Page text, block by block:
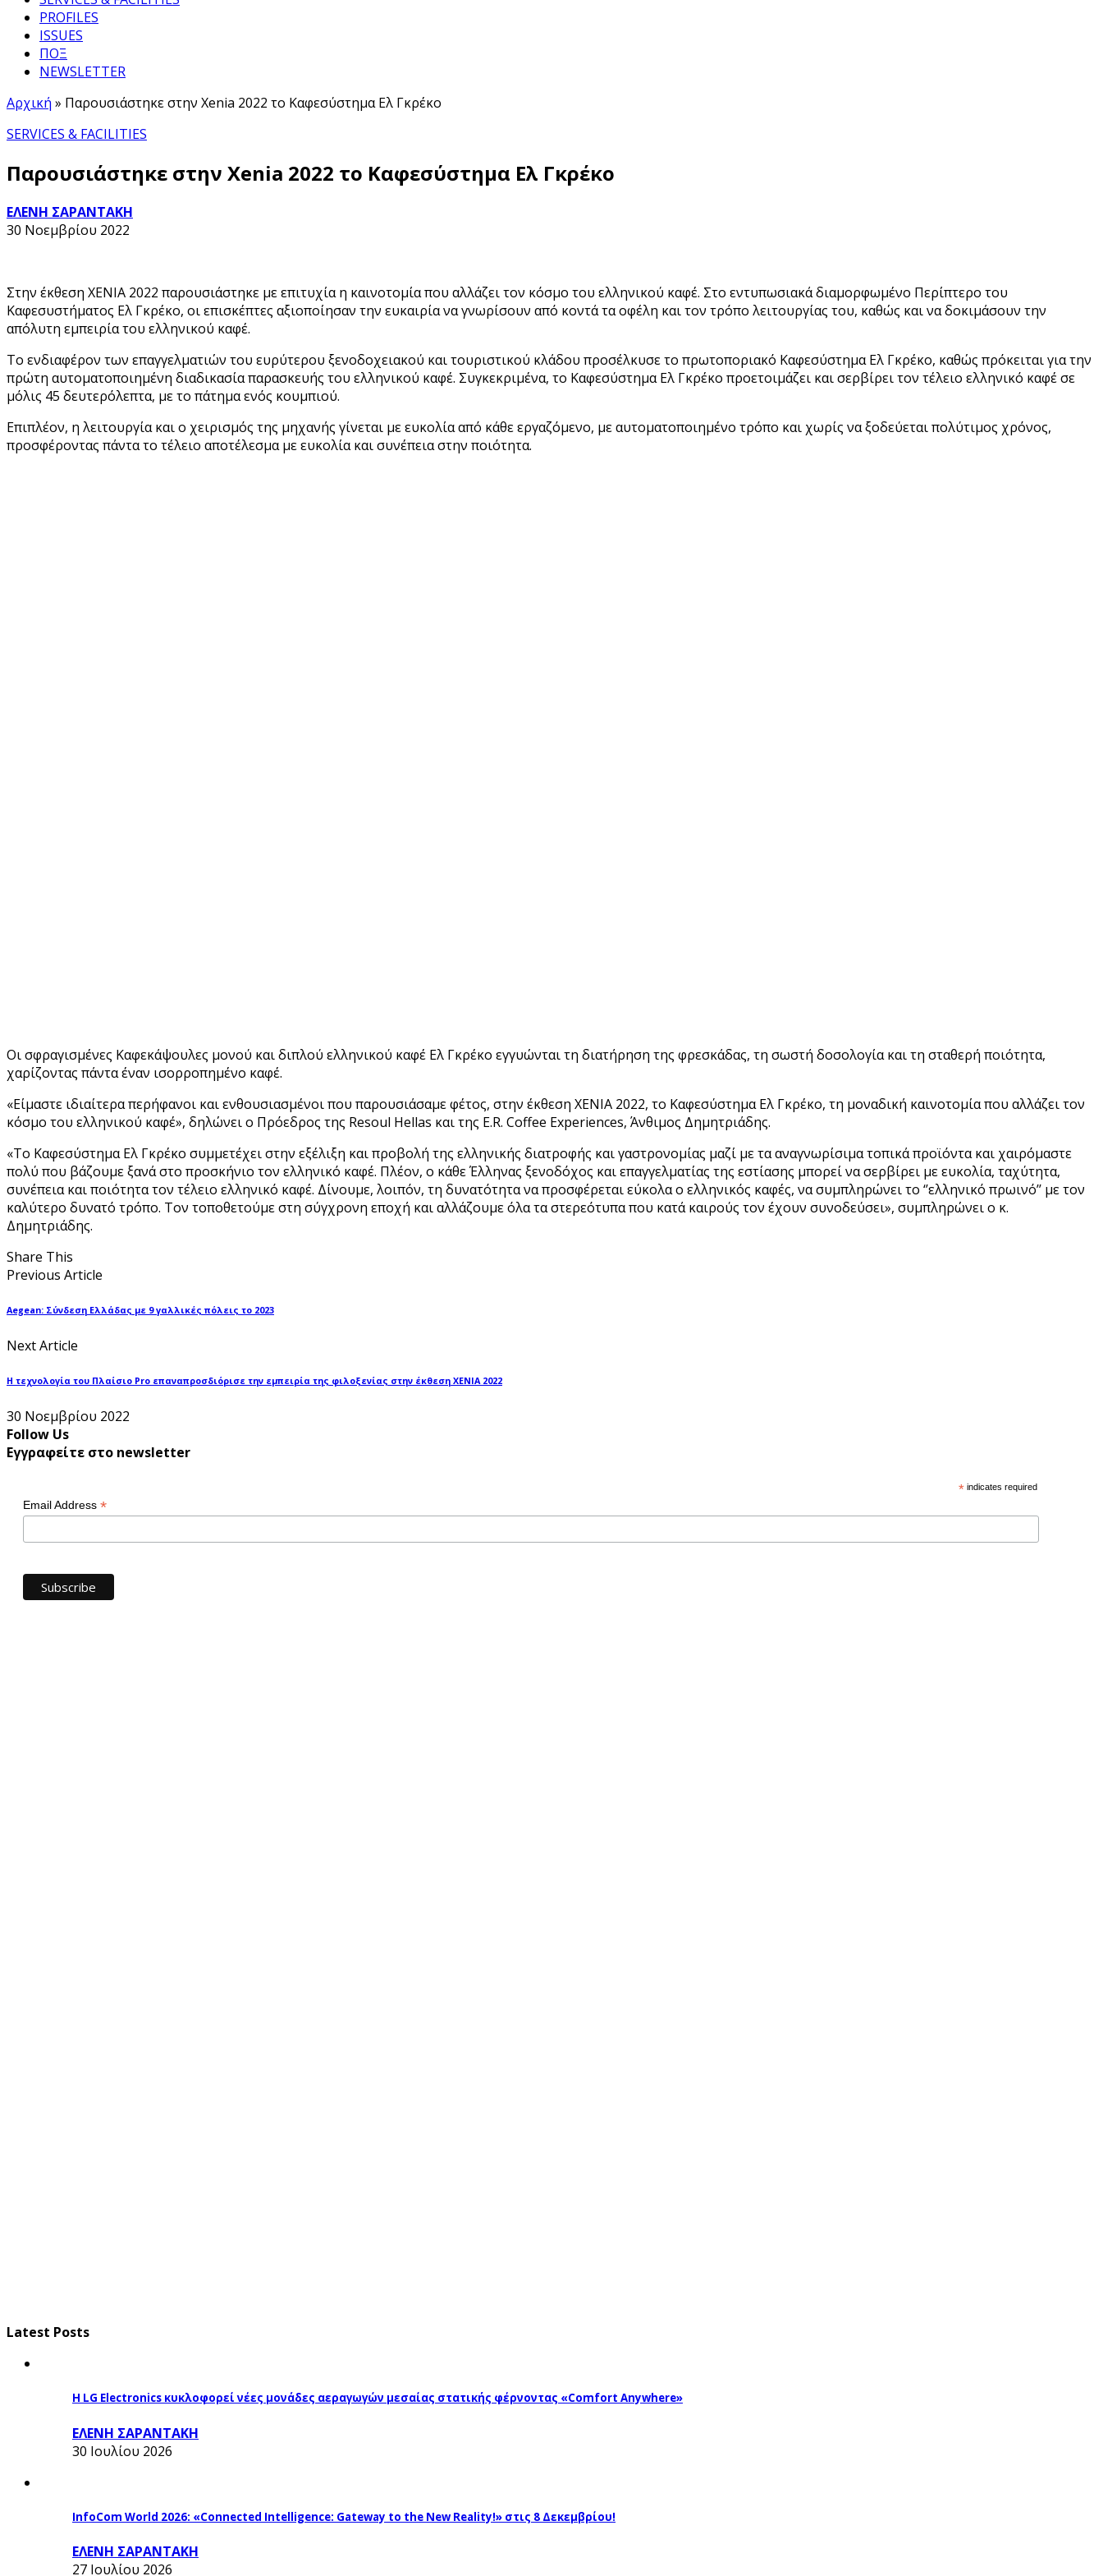
PROFILES
ISSUES
ΠΟΞ
NEWSLETTER
Αρχική » Παρουσιάστηκε στην Xenia 2022 το Καφεσύστημα Ελ Γκρέκο
SERVICES & FACILITIES
Παρουσιάστηκε στην Xenia 2022 το Καφεσύστημα Ελ Γκρέκο
ΕΛΕΝΗ ΣΑΡΑΝΤΑΚΗ
30 Νοεμβρίου 2022
Στην έκθεση ΧΕΝΙΑ 2022 παρουσιάστηκε με επιτυχία η καινοτομία που αλλάζει τον κόσμο του ελληνικού καφέ. Στο εντυπωσιακά διαμορφωμένο Περίπτερο του
Καφεσυστήματος Ελ Γκρέκο, οι επισκέπτες αξιοποίησαν την ευκαιρία να γνωρίσουν από κοντά τα οφέλη και τον τρόπο λειτουργίας του, καθώς και να δοκιμάσουν την
απόλυτη εμπειρία του ελληνικού καφέ.
Το ενδιαφέρον των επαγγελματιών του ευρύτερου ξενοδοχειακού και τουριστικού κλάδου προσέλκυσε το πρωτοποριακό Καφεσύστημα Ελ Γκρέκο, καθώς πρόκειται για την
πρώτη αυτοματοποιημένη διαδικασία παρασκευής του ελληνικού καφέ. Συγκεκριμένα, το Καφεσύστημα Ελ Γκρέκο προετοιμάζει και σερβίρει τον τέλειο ελληνικό καφέ σε
μόλις 45 δευτερόλεπτα, με το πάτημα ενός κουμπιού.
Επιπλέον, η λειτουργία και ο χειρισμός της μηχανής γίνεται με ευκολία από κάθε εργαζόμενο, με αυτοματοποιημένο τρόπο και χωρίς να ξοδεύεται πολύτιμος χρόνος,
προσφέροντας πάντα το τέλειο αποτέλεσμα με ευκολία και συνέπεια στην ποιότητα.
Οι σφραγισμένες Καφεκάψουλες μονού και διπλού ελληνικού καφέ Ελ Γκρέκο εγγυώνται τη διατήρηση της φρεσκάδας, τη σωστή δοσολογία και τη σταθερή ποιότητα,
χαρίζοντας πάντα έναν ισορροπημένο καφέ.
«Είμαστε ιδιαίτερα περήφανοι και ενθουσιασμένοι που παρουσιάσαμε φέτος, στην έκθεση XENIA 2022, το Καφεσύστημα Ελ Γκρέκο, τη μοναδική καινοτομία που αλλάζει τον
κόσμο του ελληνικού καφέ», δηλώνει o Πρόεδρος της Resoul Hellas και της E.R. Coffee Experiences, Άνθιμος Δημητριάδης.
«Το Καφεσύστημα Ελ Γκρέκο συμμετέχει στην εξέλιξη και προβολή της ελληνικής διατροφής και γαστρονομίας μαζί με τα αναγνωρίσιμα τοπικά προϊόντα και χαιρόμαστε
πολύ που βάζουμε ξανά στο προσκήνιο τον ελληνικό καφέ. Πλέον, ο κάθε Έλληνας ξενοδόχος και επαγγελματίας της εστίασης μπορεί να σερβίρει με ευκολία, ταχύτητα,
συνέπεια και ποιότητα τον τέλειο ελληνικό καφέ. Δίνουμε, λοιπόν, τη δυνατότητα να προσφέρεται εύκολα ο ελληνικός καφές, να συμπληρώνει το ‘’ελληνικό πρωινό’’ με τον
καλύτερο δυνατό τρόπο. Τον τοποθετούμε στη σύγχρονη εποχή και αλλάζουμε όλα τα στερεότυπα που κατά καιρούς τον έχουν συνοδεύσει», συμπληρώνει ο κ.
Δημητριάδης.
Share This
Previous Article
Aegean: Σύνδεση Ελλάδας με 9 γαλλικές πόλεις το 2023
Next Article
Η τεχνολογία του Πλαίσιο Pro επαναπροσδιόρισε την εμπειρία της φιλοξενίας στην έκθεση ΧΕΝΙΑ 2022
30 Νοεμβρίου 2022
Follow Us
Εγγραφείτε στο newsletter
* indicates required
Email Address *
Latest Posts
Η LG Electronics κυκλοφορεί νέες μονάδες αεραγωγών μεσαίας στατικής φέρνοντας «Comfort Anywhere»
ΕΛΕΝΗ ΣΑΡΑΝΤΑΚΗ
30 Ιουλίου 2026
InfoCom World 2026: «Connected Intelligence: Gateway to the New Reality!» στις 8 Δεκεμβρίου!
ΕΛΕΝΗ ΣΑΡΑΝΤΑΚΗ
27 Ιουλίου 2026